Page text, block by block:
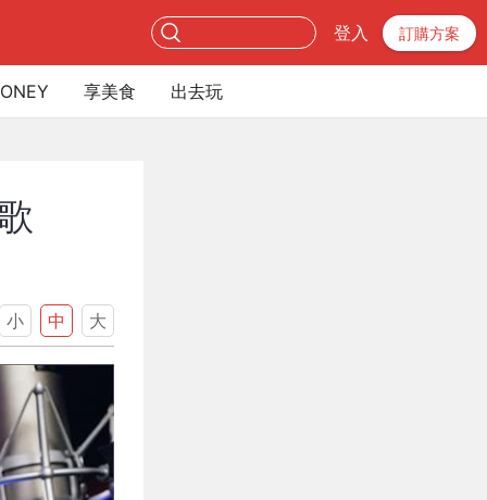
登入 訂購方案
享美食 出去玩
小 中 大